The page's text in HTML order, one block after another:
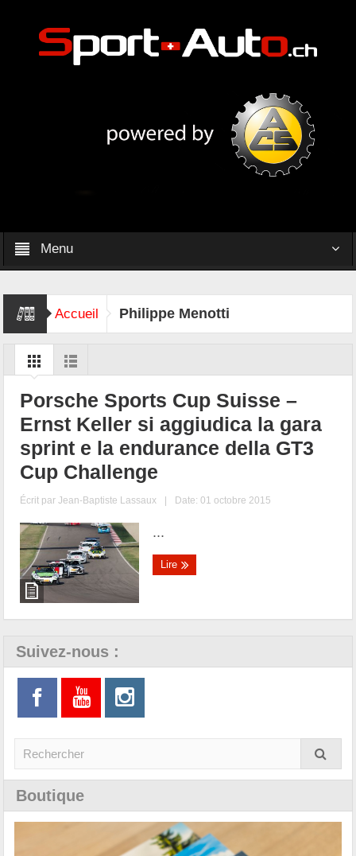
Menu
Accueil Philippe Menotti
Porsche Sports Cup Suisse –
Ernst Keller si aggiudica la gara
sprint e la endurance della GT3
Cup Challenge
Écrit parJean-Baptiste Lassaux | Date: 01 octobre 2015
...
Lire
Suivez-nous :
Boutique